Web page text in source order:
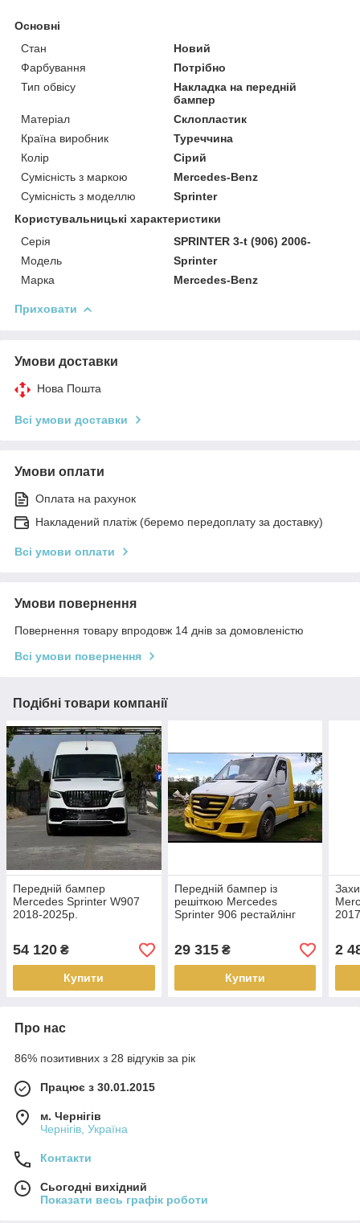
Основні
Стан
Новий
Фарбування
Потрібно
Тип обвісу
Накладка на передній
бампер
Матеріал
Склопластик
Країна виробник
Туреччина
Колір
Сірий
Сумісність з маркою
Mercedes-Benz
Сумісність з моделлю
Sprinter
Користувальницькі характеристики
Серія
SPRINTER 3-t (906) 2006-
Модель
Sprinter
Марка
Mercedes-Benz
Приховати
Умови доставки
Нова Пошта
Всі умови доставки
Умови оплати
Оплата на рахунок
Накладений платіж (беремо передоплату за доставку)
Всі умови оплати
Умови повернення
Повернення товару впродовж 14 днів за домовленістю
Всі умови повернення
Подібні товари компанії
Передній бампер
Mercedes Sprinter W907
2018-2025р.
54 120 ₴
Купити
Передній бампер із
решіткою Mercedes
Sprinter 906 рестайлінг
29 315₴
Купити
2
Про нас
86% позитивних з 28 відгуків за рік
Працює з 30.01.2015
м. Чернігів
Чернігів, Україна
Контакти
Сьогодні вихідний
Показати весь графік роботи